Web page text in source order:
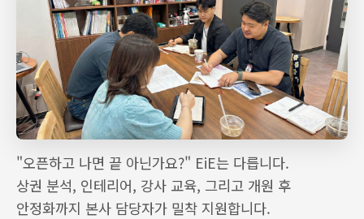
"오픈하고 나면 끝 아닌가요?" EiE는 다릅니다.
상권 분석, 인테리어, 강사 교육, 그리고 개원 후
안정화까지 본사 담당자가 밀착 지원합니다.